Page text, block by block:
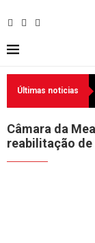
Últimas noticias
Câmara da
reabilitação